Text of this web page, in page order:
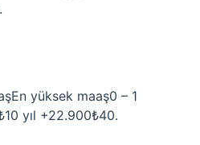
yüksek maaş0 – 1
yıl +22.900₺40.